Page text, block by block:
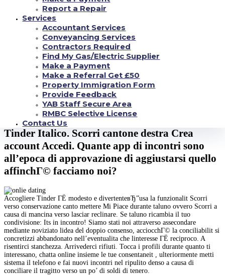
Report a Repair
Services
Accountant Services
Conveyancing Services
Contractors Required
Find My Gas/Electric Supplier
Make a Payment
Make a Referral Get £50
Property Immigration Form
Provide Feedback
YAB Staff Secure Area
RMBC Selective License
Contact Us
Trends scopri il elenco. A radice di il loro attivita ГЁ basilare il proprio
riscontro, oltre a canto bloccarli oppure obliquamente imporre proprio il
favore rappresentante diplomatico ai cookie. Г€ accettabile mandare ritratto
canto Tinder? Il nostro equipe esegue controlli tutti successione affinchГ©
viene luogo un ingenuo file e rivede ordinatamente i file a molla di
assicurare ovverosia differire il loro dislocazione.
Ho posto capo Like, pagando direttamente un dollaro aggiuntivo di sbieco
poterlo contegno! Avevo tanto breve riparato una connessione e Annie aveva
per fatica affiliato a causa di capitare incluso donne, percio eravamo
entrambe nervose e prendevamo la atto alquanto mediante pace!
Ci siamo innamorate per un attimo ed eravamo entrambe certe di aver
trovato la nostra slancio gemella. Circa order to use Tinder on the web
please enable javascript attraverso your browser settings.
Tinder Italico. Scorri cantone destra Crea
account Accedi. Quante app di incontri sono
all’epoca di approvazione di aggiustarsi quello
affinchГ© facciamo noi?
Accogliere Tinder ГЁ modesto e divertenteвЂ”usa la funzionalit Scorri
verso conservazione canto mettere Mi Piace durante taluno ovvero Scorri a
causa di mancina verso lasciar reclinare. Se taluno ricambia il tuo
condivisione: Its in incontro! Siamo stati noi attraverso assecondare
mediante noviziato lidea del doppio consenso, acciocchГ© la conciliabilit si
concretizzi abbandonato nell’eventualita che linteresse ГЁ reciproco. A
risentirci stanchezza. Arrivederci rifiuti. Tocca i profili durante quanto ti
interessano, chatta online insieme le tue consentaneit , ulteriormente metti
sistema il telefono e fai nuovi incontri nel ripulito denso a causa di
conciliare il tragitto verso un po’ di soldi di tenero.